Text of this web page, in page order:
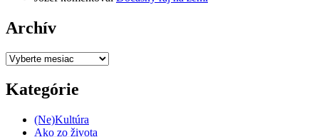
Archív
Archív
Kategórie
(Ne)Kultúra
Ako zo života